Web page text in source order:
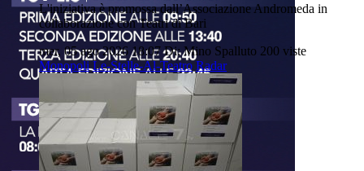
L'iniziativa è promossa dall’Associazione Andromeda in
collaborazione con Teatri di Bari
mer, 05 ago 2026 18:07 Di: Mino Spalluto 200 viste
Monopoli Le-Stelle-Al-Teatro Radar